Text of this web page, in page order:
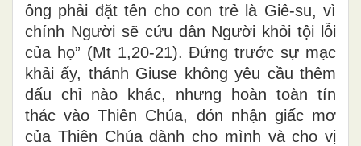
ông phải đặt tên cho con trẻ là Giê-su, vì
chính Người sẽ cứu dân Người khỏi tội lỗi
của họ” (Mt 1,20-21). Đứng trước sự mạc
khải ấy, thánh Giuse không yêu cầu thêm
dấu chỉ nào khác, nhưng hoàn toàn tín
thác vào Thiên Chúa, đón nhận giấc mơ
của Thiên Chúa dành cho mình và cho vị